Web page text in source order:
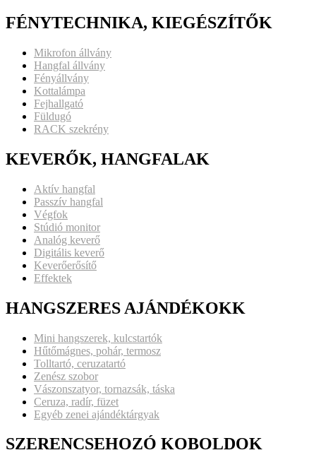
FÉNYTECHNIKA, KIEGÉSZÍTŐK
Mikrofon állvány
Hangfal állvány
Fényállvány
Kottalámpa
Fejhallgató
Füldugó
RACK szekrény
KEVERŐK, HANGFALAK
Aktív hangfal
Passzív hangfal
Végfok
Stúdió monitor
Analóg keverő
Digitális keverő
Keverőerősítő
Effektek
HANGSZERES AJÁNDÉKOKK
Mini hangszerek, kulcstartók
Hűtőmágnes, pohár, termosz
Tolltartó, ceruzatartó
Zenész szobor
Vászonszatyor, tornazsák, táska
Ceruza, radír, füzet
Egyéb zenei ajándéktárgyak
SZERENCSEHOZÓ KOBOLDOK